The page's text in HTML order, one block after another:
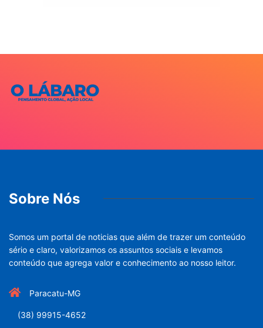
Sobre Nós
Somos um portal de noticias que além de trazer um conteúdo
sério e claro, valorizamos os assuntos sociais e levamos
conteúdo que agrega valor e conhecimento ao nosso leitor.
Paracatu-MG
(38) 99915-4652